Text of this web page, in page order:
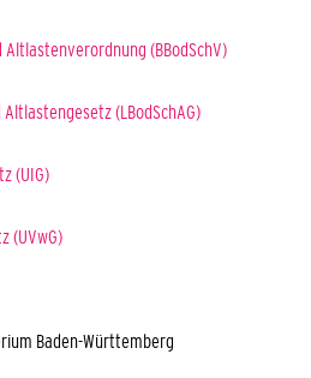
Altlastenverordnung (BBodSchV)
(LBodSchAG)
(UIG)
(UVwG)
Baden-Württemberg